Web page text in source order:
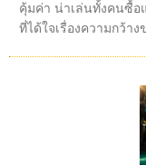
คุ้มค่า น่าเล่นทั้งคนซื้อ
ที่ได้ใจเรื่องความกว้า